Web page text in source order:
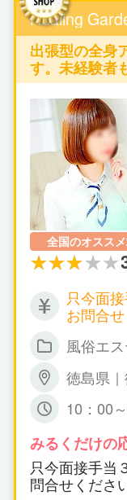
Healing
出張型の全身
す。未経験者
い、触られな
全国のオスス
只今面
お問合せくだ
風俗エ
徳島県
10：00
すょ☆ 特
みるくだけの
只今面接手当
問合せくださ